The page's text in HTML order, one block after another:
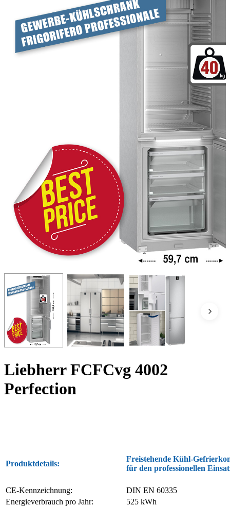
Liebherr FCFCvg 4002
Perfection
Produktdetails:
Freistehende Kühl-
für den professionellen
CE-Kennzeichnung:
DIN EN 60335
Energieverbrauch pro Jahr:
525 kWh